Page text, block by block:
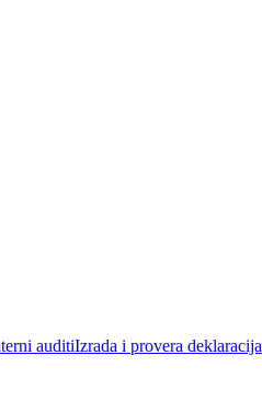
auditiIzrada i provera deklaracija